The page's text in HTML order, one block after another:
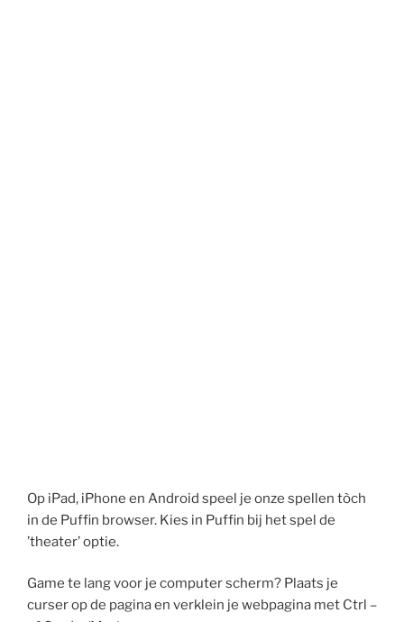
Op iPad, iPhone en Android speel je onze spellen tòch
in de Puffin browser. Kies in Puffin bij het spel de
’theater’ optie.
Game te lang voor je computer scherm? Plaats je
curser op de pagina en verklein je webpagina met Ctrl –